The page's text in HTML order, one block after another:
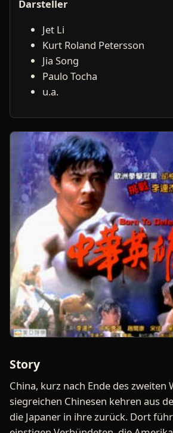
Darsteller
Jet Li
Kurt Roland Petersson
Jia Song
Paulo Tocha
u.a.
Story
China, kurz nach Ende des zweiten
siegreichen Chinesen kehren aus
die Japaner in ihre zurück. Dort